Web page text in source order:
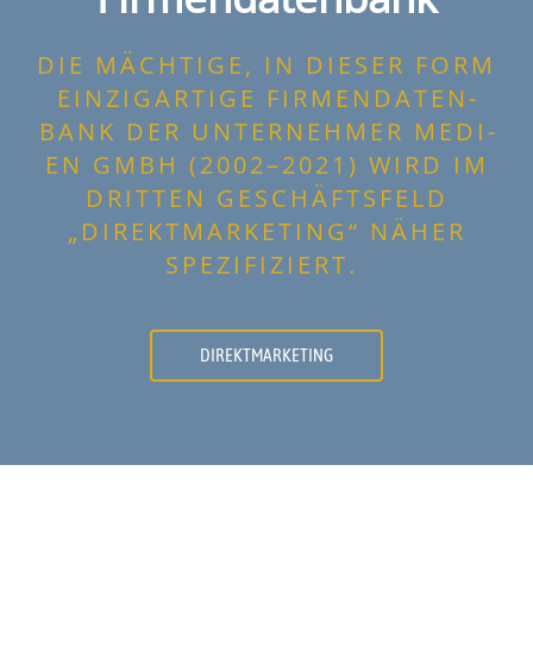
DIE MÄCH­TI­GE, IN DIE­SER FORM
EIN­ZIG­AR­TI­GE FIR­MEN­DA­TEN­
BANK DER UNTER­NEH­MER MEDI­
EN GMBH (2002–2021) WIRD IM
DRIT­TEN GESCHÄFTS­FELD
„DIREKT­MAR­KE­TING“ NÄHER
SPEZIFIZIERT.
DIREKT­MAR­KE­TING